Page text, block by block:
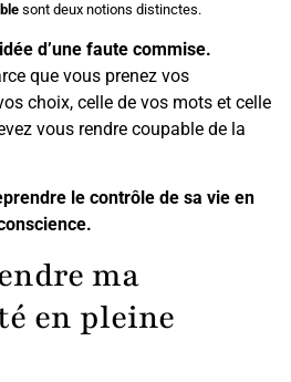
sont deux notions distinctes.
d’une faute commise.
que vous prenez vos
choix, celle de vos mots et celle
vous rendre coupable de la
le contrôle de sa vie en
ma
en pleine